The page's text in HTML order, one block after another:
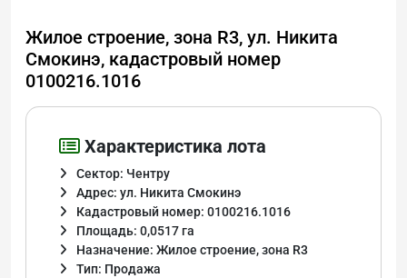
Жилое строение, зона R3, ул. Никита
Смокинэ, кадастровый номер
0100216.1016
Характеристика лота
Сектор: Чентру
Адрес: ул. Никита Смокинэ
Кадастровый номер: 0100216.1016
Площадь: 0,0517 га
Назначение: Жилое строение, зона R3
Тип: Продажа